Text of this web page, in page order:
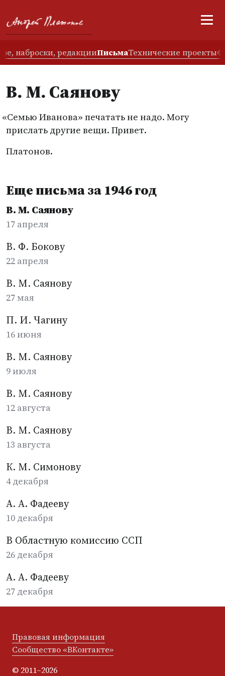
наброски, редакцииПисьмаТехнические проекты
В. М. Саянову
«Семью Иванова» печатать не надо. Могу
прислать другие вещи. Привет.
Платонов.
Еще письма за 1946 год
В. М. Саянову
17 апреля
В. Ф. Бокову
22 апреля
В. М. Саянову
27 мая
П. И. Чагину
16 июня
В. М. Саянову
9 июля
В. М. Саянову
12 августа
В. М. Саянову
13 августа
К. М. Симонову
4 декабря
А. А. Фадееву
10 декабря
В Областную комиссию ССП
26 декабря
А. А. Фадееву
27 декабря
Правовая информация
Сообщество «ВКонтакте»
© 2011–2026